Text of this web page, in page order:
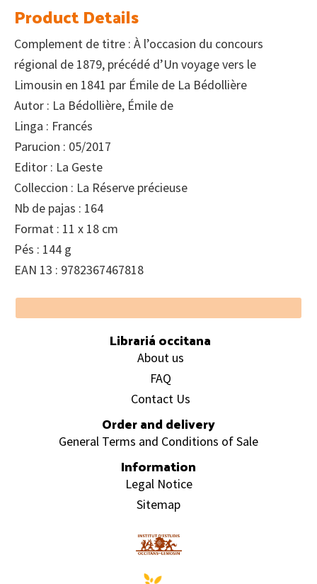
Product Details
Complement de titre : À l’occasion du concours
régional de 1879, précédé d’Un voyage vers le
Limousin en 1841 par Émile de La Bédollière
Autor : La Bédollière, Émile de
Linga : Francés
Parucion : 05/2017
Editor : La Geste
Colleccion : La Réserve précieuse
Nb de pajas : 164
Format : 11 x 18 cm
Pés : 144 g
EAN 13 : 9782367467818
Footer
Librariá occitana
About us
FAQ
Contact Us
Order and delivery
General Terms and Conditions of Sale
Information
Legal Notice
Sitemap